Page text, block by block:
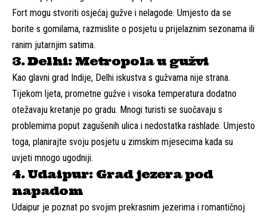
Fort mogu stvoriti osjećaj gužve i nelagode. Umjesto da se
borite s gomilama, razmislite o posjetu u prijelaznim sezonama ili
ranim jutarnjim satima.
3. Delhi: Metropola u gužvi
Kao glavni grad Indije, Delhi iskustva s gužvama nije strana.
Tijekom ljeta, prometne gužve i visoka temperatura dodatno
otežavaju kretanje po gradu. Mnogi turisti se suočavaju s
problemima poput zagušenih ulica i nedostatka rashlade. Umjesto
toga, planirajte svoju posjetu u zimskim mjesecima kada su
uvjeti mnogo ugodniji.
4. Udaipur: Grad jezera pod
napadom
Udaipur je poznat po svojim prekrasnim jezerima i romantičnoj